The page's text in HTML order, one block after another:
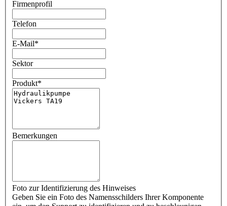
Firmenprofil
Telefon
E-Mail*
Sektor
Produkt*
Bemerkungen
Foto zur Identifizierung des Hinweises
Geben Sie ein Foto des Namensschilders Ihrer Komponente